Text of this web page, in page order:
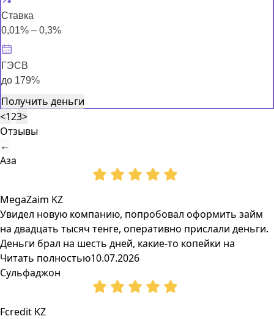
Ставка
0,01% – 0,3%
ГЭСВ
до 179%
Получить деньги
<123>
Отзывы
←
Аза
MegaZaim KZ
Увидел новую компанию, попробовал оформить займ
на двадцать тысяч тенге, оперативно прислали деньги.
Деньги брал на шесть дней, какие-то копейки на
Читать полностью10.07.2026
Сульфаджон
Fcredit KZ